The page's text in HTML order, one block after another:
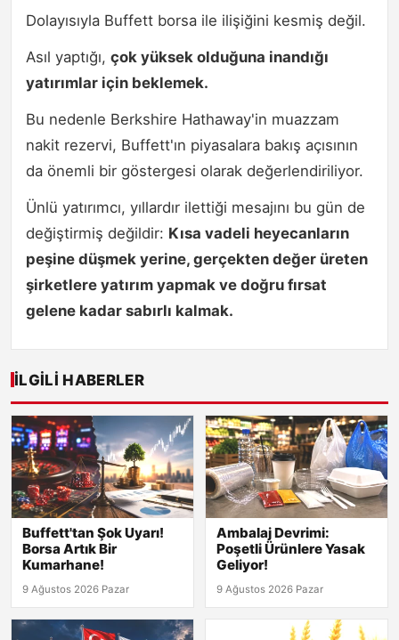
Dolayısıyla Buffett borsa ile ilişiğini kesmiş değil.
Asıl yaptığı, çok yüksek olduğuna inandığı
yatırımlar için beklemek.
Bu nedenle Berkshire Hathaway'in muazzam
nakit rezervi, Buffett'ın piyasalara bakış açısının
da önemli bir göstergesi olarak değerlendiriliyor.
Ünlü yatırımcı, yıllardır ilettiği mesajını bu gün de
değiştirmiş değildir: Kısa vadeli heyecanların
peşine düşmek yerine, gerçekten değer üreten
şirketlere yatırım yapmak ve doğru fırsat
gelene kadar sabırlı kalmak.
İLGILI HABERLER
Buffett'tan Şok Uyarı!
Borsa Artık Bir
Kumarhane!
9 Ağustos 2026 Pazar
Ambalaj Devrimi:
Poşetli Ürünlere Yasak
Geliyor!
9 Ağustos 2026 Pazar